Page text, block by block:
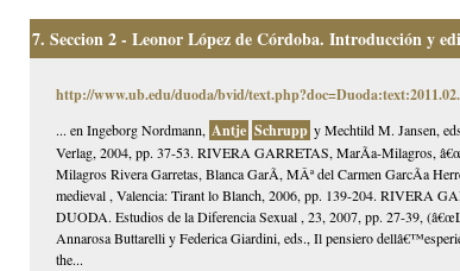
7. Seccion 2 - Leonor López de Córdoba. Introducción y
http://www.ub.edu/duoda/bvid/
... en Ingeborg Nordmann, Antje Schrupp y Mechtild M. Jansen,
Verlag, 2004, pp. 37-53. RIVERA GARRETAS, MarÃ­a-Milagros,
Milagros Rivera Garretas, Blanca GarÃ­, MÂª del Carmen GarcÃ­a
medieval , Valencia: Tirant lo Blanch, 2006, pp. 139-204. RIVERA
DUODA. Estudios de la Diferencia Sexual , 23, 2007, pp. 27-39,
Annarosa Buttarelli y Federica Giardini, eds., Il pensiero
the...